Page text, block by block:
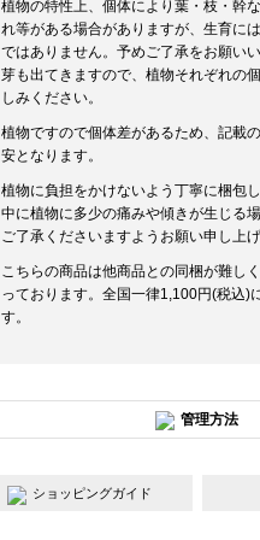
植物の特性上、個体により葉・枝・幹
れ等がある場合がありますが、生育に
ではありません。予めご了承をお願い
芽も出てきますので、植物それぞれの
しみください。
植物ですので個体差があるため、記載
安となります。
植物に負担をかけないよう丁寧に梱包
中に植物に多少の痛みや傾きが生じる
ご了承くださいますようお願い申し上げ
こちらの商品は他商品との同梱が難し
っております。全国一律1,100円(税込)
す。
管理方法
ショッピングガイド